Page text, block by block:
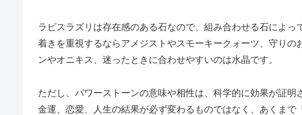
ラピスラズリは存在感のある石なので、組み合わせる石によっ
着きを重視するならアメジストやスモーキークォーツ、守りの
ンやオニキス、迷ったときに合わせやすいのは水晶です。
ただし、パワーストーンの意味や相性は、科学的に効果が証明
金運、恋愛、人生の結果が必ず変わるものではなく、あくまで